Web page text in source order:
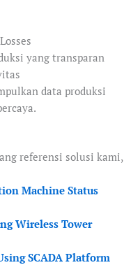
yang transparan
data produksi
referensi solusi kami,
Machine Status
Wireless Tower
SCADA Platform